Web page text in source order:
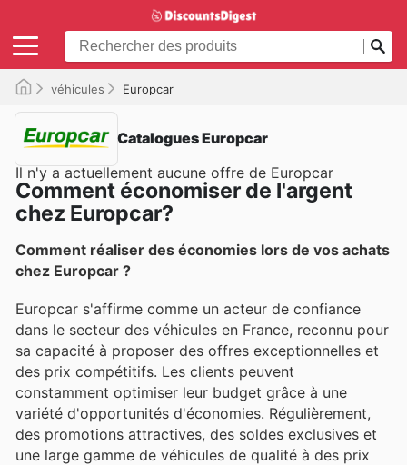
véhicules Europcar
Catalogues Europcar
Il n'y a actuellement aucune offre de Europcar
Comment économiser de l'argent
chez Europcar?
Comment réaliser des économies lors de vos achats
chez Europcar ?
Europcar s'affirme comme un acteur de confiance
dans le secteur des véhicules en France, reconnu pour
sa capacité à proposer des offres exceptionnelles et
des prix compétitifs. Les clients peuvent
constamment optimiser leur budget grâce à une
variété d'opportunités d'économies. Régulièrement,
des promotions attractives, des soldes exclusives et
une large gamme de véhicules de qualité à des prix